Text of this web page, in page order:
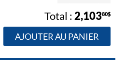
2,10380$
AJOUTER AU PANIER